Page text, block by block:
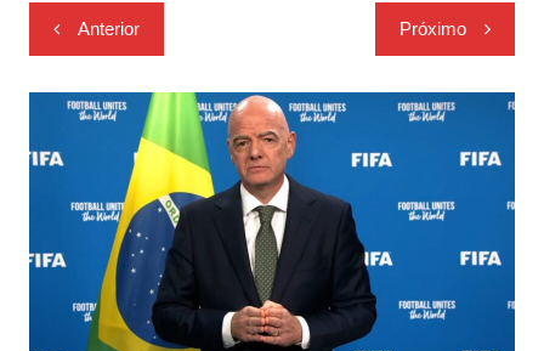
Navegação
de
Post
Anterior Próximo